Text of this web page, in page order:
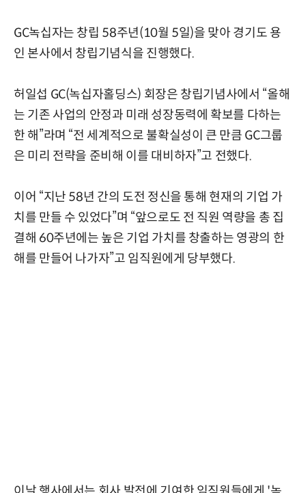
GC녹십자는 창립 58주년(10월 5일)을 맞아 경기도 용
인 본사에서 창립기념식을 진행했다.
허일섭 GC(녹십자홀딩스) 회장은 창립기념사에서 “올해
는 기존 사업의 안정과 미래 성장동력에 확보를 다하는
한 해”라며 “전 세계적으로 불확실성이 큰 만큼 GC그룹
은 미리 전략을 준비해 이를 대비하자”고 전했다.
이어 “지난 58년 간의 도전 정신을 통해 현재의 기업 가
치를 만들 수 있었다”며 “앞으로도 전 직원 역량을 총 집
결해 60주년에는 높은 기업 가치를 창출하는 영광의 한
해를 만들어 나가자”고 임직원에게 당부했다.